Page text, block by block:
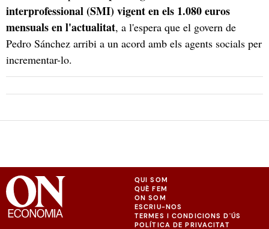
interprofessional(SMI) vigent en els 1.080 euros
mensuals en l'actualitat, a l'espera que el govern de
Pedro Sánchez arribi a un acord amb els agents socials per
incrementar-lo.
QUI SOM
QUÈ FEM
ON SOM
ESCRIU-NOS
TERMES I CONDICIONS D'ÚS
POLÍTICA DE PRIVACITAT